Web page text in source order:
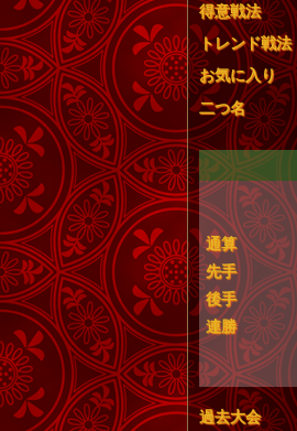
得意戦法
トレンド戦法
お気に入り
二つ名
通算
先手
後手
連勝
過去大会